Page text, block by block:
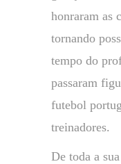
honraram as
tornando
tempo do
passaram
futebol
treinadores.
De toda a